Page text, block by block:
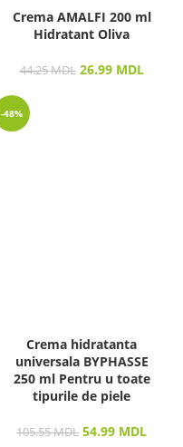
Crema AMALFI 200 ml
Hidratant Oliva
44.25MDL 26.99 MDL
-48%
Crema hidratanta
universala BYPHASSE
250 ml Pentru u toate
tipurile de piele
105.55MDL 54.99 MDL